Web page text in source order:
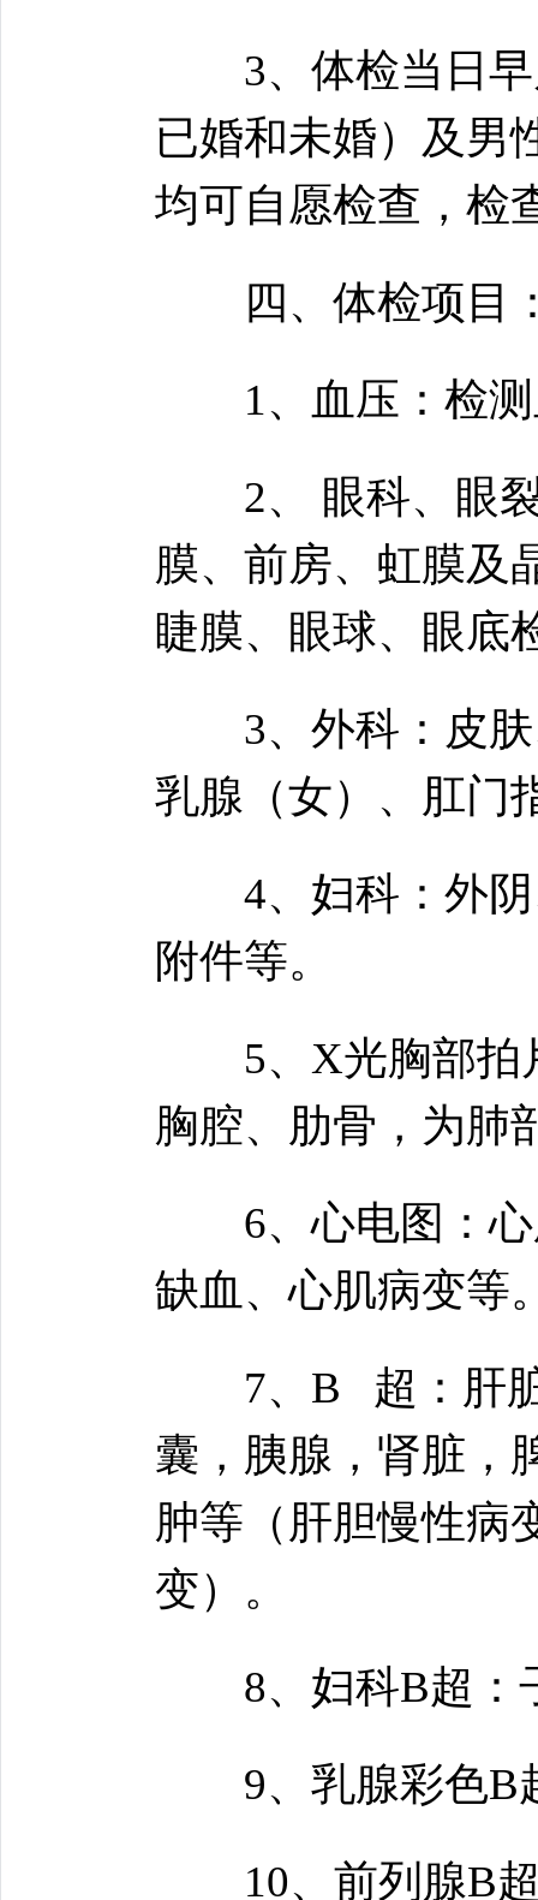
3、体检当日早
已婚和未婚）及男
均可自愿检查，检
四、体检项目
1、血压：检测
2、 眼科、眼裂
膜、前房、虹膜及
睫膜、眼球、眼底
3、外科：皮肤
乳腺（女）、肛门
4、妇科：外阴
附件等。
5、X光胸部拍
胸腔、肋骨，为肺
6、心电图：心
缺血、心肌病变等
7、B 超：肝脏
囊，胰腺，肾脏，
肿等（肝胆慢性病
变）。
8、妇科B超：
9、乳腺彩色B
10、前列腺B超